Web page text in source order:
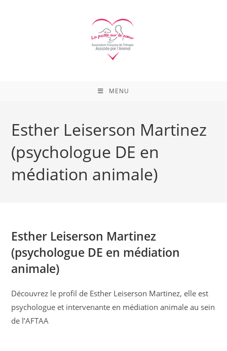
MENU
Esther Leiserson Martinez
(psychologue DE en
médiation animale)
Esther Leiserson Martinez
(psychologue DE en médiation
animale)
Découvrez le profil de Esther Leiserson Martinez, elle est
psychologue et intervenante en médiation animale au sein
de l’AFTAA